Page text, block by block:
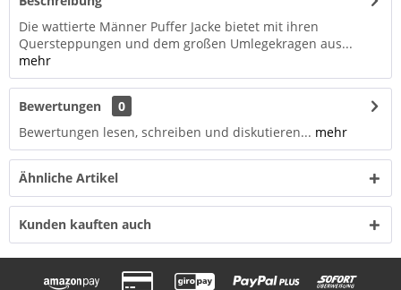
Die wattierte Männer Puffer Jacke bietet mit ihren
Quersteppungen und dem großen Umlegekragen aus...
mehr
Bewertungen
0
Bewertungen lesen, schreiben und diskutieren... mehr
Ähnliche Artikel
Kunden kauften auch